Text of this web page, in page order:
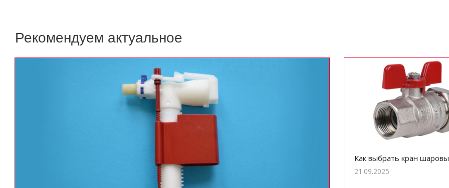
Рекомендуем актуальное
Как выбрать кран
21.09.2025